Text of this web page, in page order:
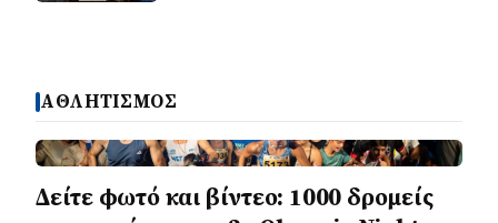
ΑΘΛΗΤΙΣΜΟΣ
Δείτε φωτό και βίντεο: 1000 δρομείς